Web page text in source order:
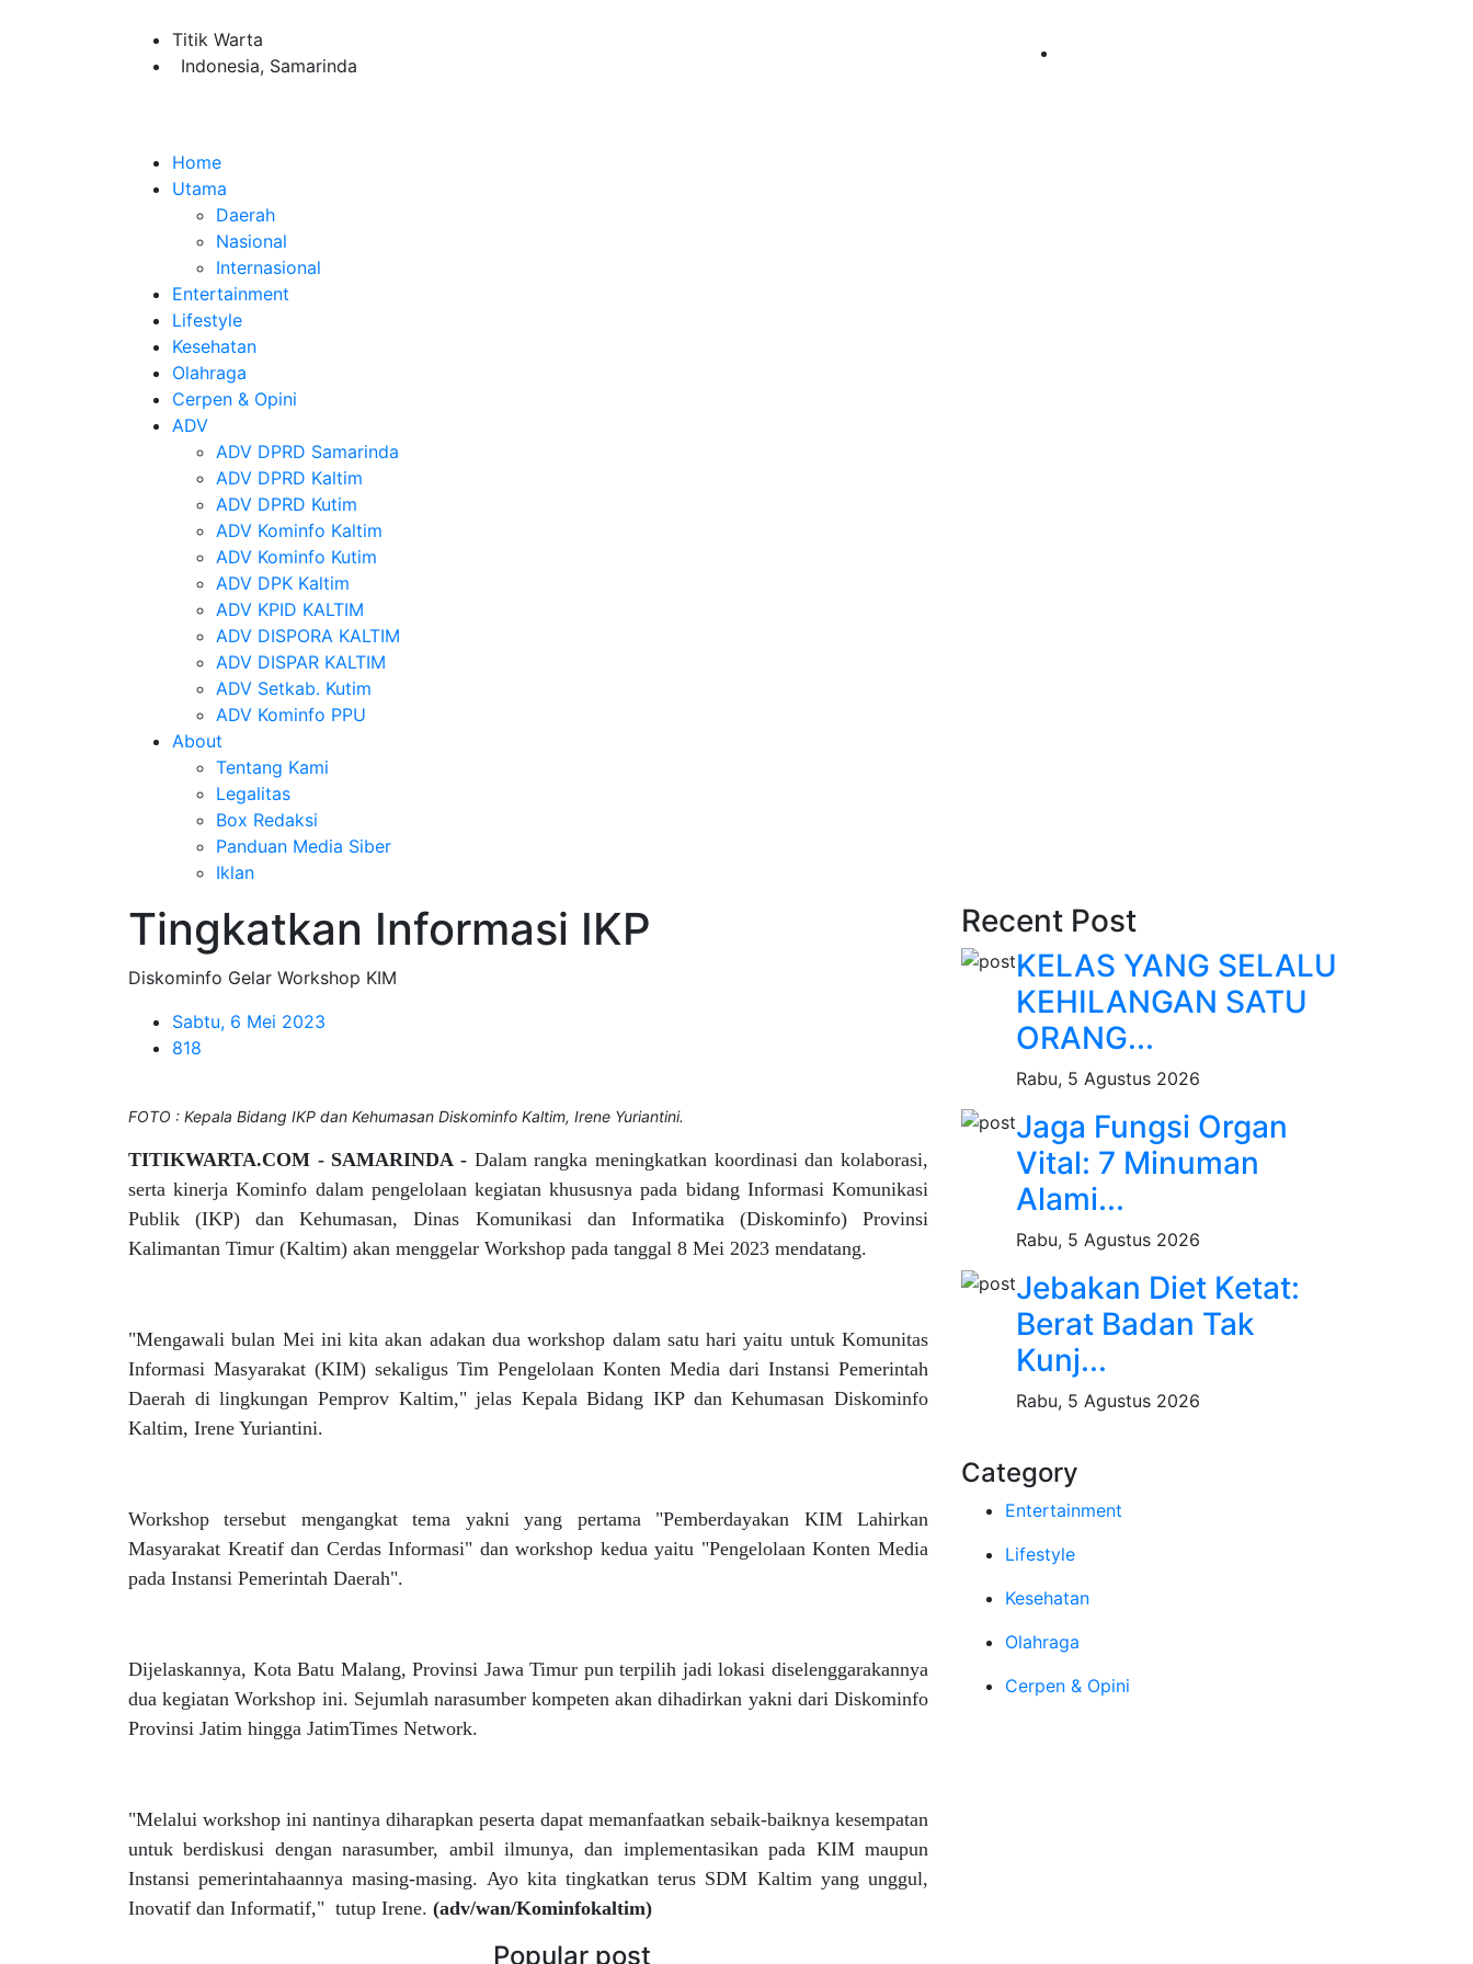
Titik Warta
Indonesia, Samarinda
Home
Utama
Daerah
Nasional
Internasional
Entertainment
Lifestyle
Kesehatan
Olahraga
Cerpen & Opini
ADV
ADV DPRD Samarinda
ADV DPRD Kaltim
ADV DPRD Kutim
ADV Kominfo Kaltim
ADV Kominfo Kutim
ADV DPK Kaltim
ADV KPID KALTIM
ADV DISPORA KALTIM
ADV DISPAR KALTIM
ADV Setkab. Kutim
ADV Kominfo PPU
About
Tentang Kami
Legalitas
Box Redaksi
Panduan Media Siber
Iklan
Tingkatkan Informasi IKP
Diskominfo Gelar Workshop KIM
Sabtu, 6 Mei 2023
818
FOTO : Kepala Bidang IKP dan Kehumasan Diskominfo Kaltim, Irene Yuriantini.
TITIKWARTA.COM - SAMARINDA - Dalam rangka meningkatkan koordinasi dan kolaborasi,
serta kinerja Kominfo dalam pengelolaan kegiatan khususnya pada bidang Informasi Komunikasi
Publik (IKP) dan Kehumasan, Dinas Komunikasi dan Informatika (Diskominfo) Provinsi
Kalimantan Timur (Kaltim) akan menggelar Workshop pada tanggal 8 Mei 2023 mendatang.
"Mengawali bulan Mei ini kita akan adakan dua workshop dalam satu hari yaitu untuk Komunitas
Informasi Masyarakat (KIM) sekaligus Tim Pengelolaan Konten Media dari Instansi Pemerintah
Daerah di lingkungan Pemprov Kaltim," jelas Kepala Bidang IKP dan Kehumasan Diskominfo
Kaltim, Irene Yuriantini.
Workshop tersebut mengangkat tema yakni yang pertama "Pemberdayakan KIM Lahirkan
Masyarakat Kreatif dan Cerdas Informasi" dan workshop kedua yaitu "Pengelolaan Konten Media
pada Instansi Pemerintah Daerah".
Dijelaskannya, Kota Batu Malang, Provinsi Jawa Timur pun terpilih jadi lokasi diselenggarakannya
dua kegiatan Workshop ini. Sejumlah narasumber kompeten akan dihadirkan yakni dari Diskominfo
Provinsi Jatim hingga JatimTimes Network.
"Melalui workshop ini nantinya diharapkan peserta dapat memanfaatkan sebaik-baiknya kesempatan
untuk berdiskusi dengan narasumber, ambil ilmunya, dan implementasikan pada KIM maupun
Instansi pemerintahaannya masing-masing. Ayo kita tingkatkan terus SDM Kaltim yang unggul,
Inovatif dan Informatif," tutup Irene. (adv/wan/Kominfokaltim)
Recent Post
KELAS YANG SELALU
KEHILANGAN SATU
ORANG...
Rabu, 5 Agustus 2026
Jaga Fungsi Organ
Vital: 7 Minuman
Alami...
Rabu, 5 Agustus 2026
Jebakan Diet Ketat:
Berat Badan Tak
Kunj...
Rabu, 5 Agustus 2026
Category
Entertainment
Lifestyle
Kesehatan
Olahraga
Cerpen & Opini
Popular post